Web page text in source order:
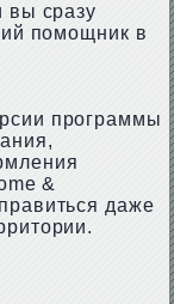
вы сразу
помощник в
программы
&
даже